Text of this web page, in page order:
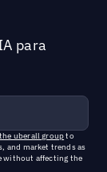
para
uberall groupto
and market trends as
without affecting the